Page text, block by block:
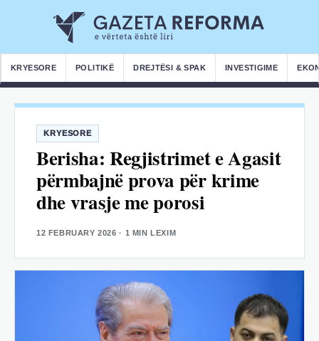
KRYESORE POLITIKË DREJTËSI & SPAK INVESTIGIME
KRYESORE
Berisha: Regjistrimet e Agasit
përmbajnë prova për krime
dhe vrasje me porosi
12 FEBRUARY 2026 · 1 MIN LEXIM